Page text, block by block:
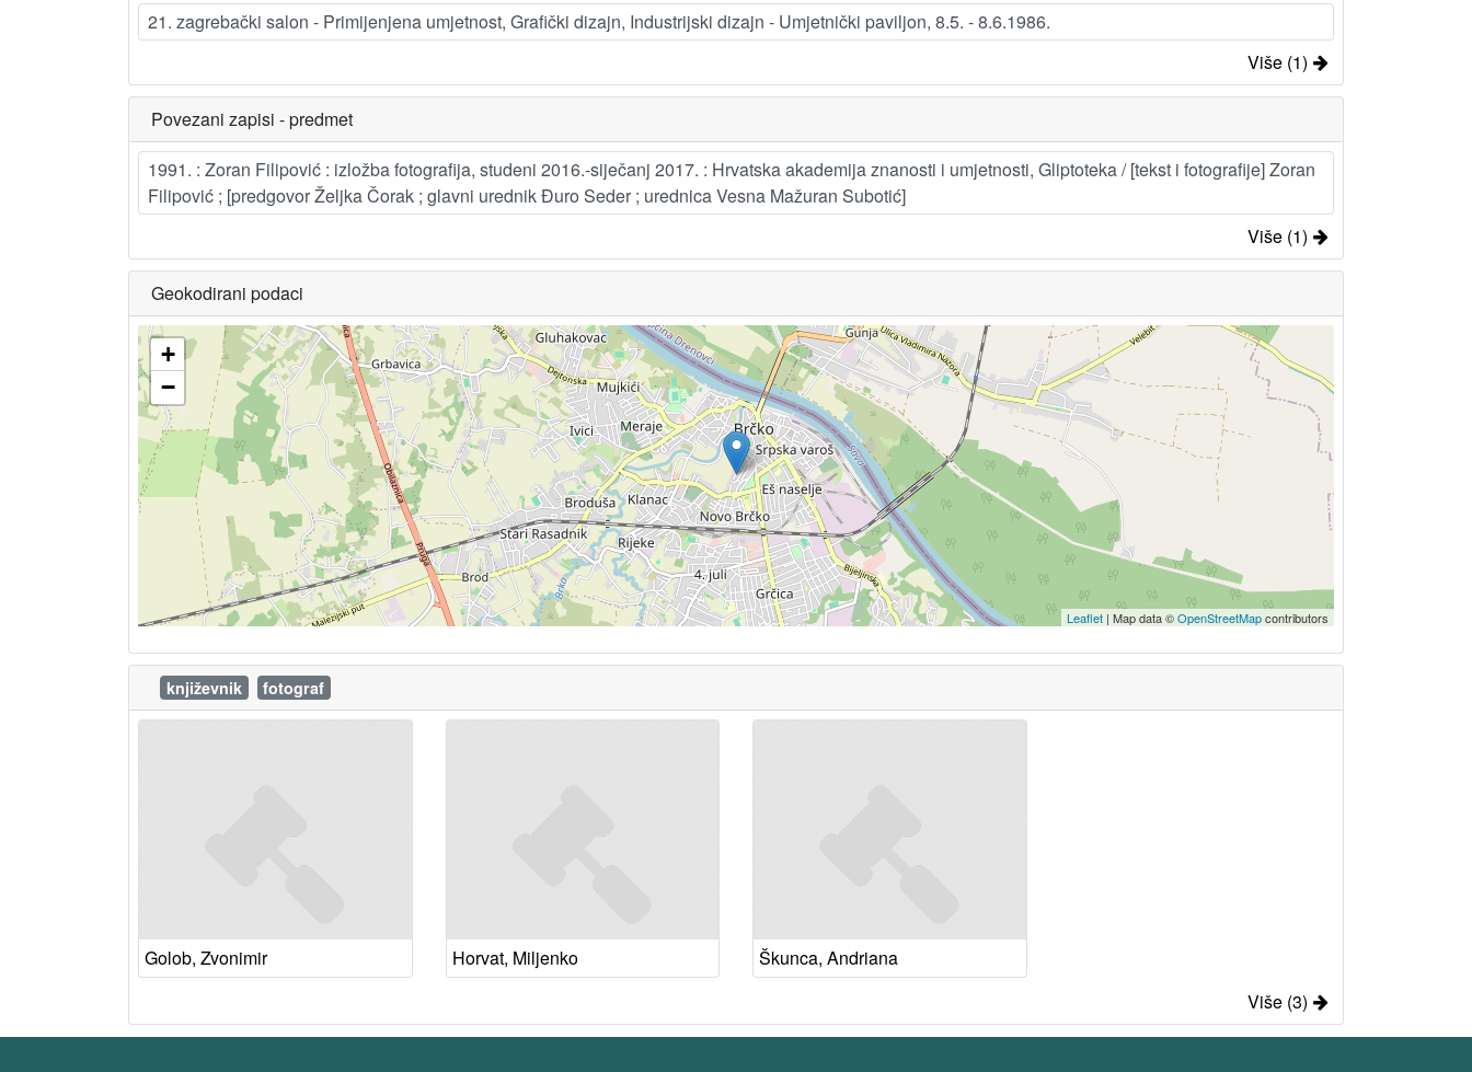
21. zagrebački salon - Primijenjena umjetnost, Grafički dizajn, Industrijski dizajn - Umjetnički paviljon, 8.5. - 8.6.1986.
Više (1)
Povezani zapisi - predmet
1991. : Zoran Filipović : izložba fotografija, studeni 2016.-siječanj 2017. : Hrvatska akademija znanosti i umjetnosti, Gliptoteka / [tekst i fotografije] Zoran
Filipović ; [predgovor Željka Čorak ; glavni urednik Đuro Seder ; urednica Vesna Mažuran Subotić]
Više (1)
Geokodirani podaci
+
−
Leaflet | Map data ©OpenStreetMapcontributors
književnik fotograf
Golob, Zvonimir Horvat, Miljenko
Škunca, Andriana
Više (3)